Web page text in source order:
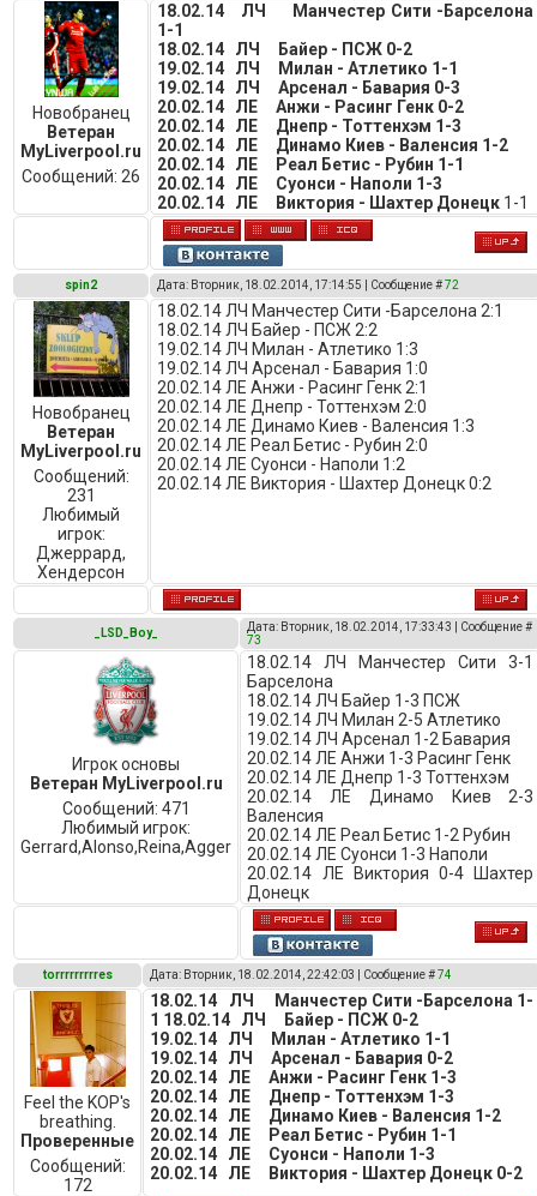
Новобранец
Ветеран
MyLiverpool.ru
Сообщений: 26
18.02.14 ЛЧ Манчестер Сити -Барселона
1-1
18.02.14 ЛЧ Байер - ПСЖ 0-2
19.02.14 ЛЧ Милан - Атлетико 1-1
19.02.14 ЛЧ Арсенал - Бавария 0-3
20.02.14 ЛЕ Анжи - Расинг Генк 0-2
20.02.14 ЛЕ Днепр - Тоттенхэм 1-3
20.02.14 ЛЕ Динамо Киев - Валенсия 1-2
20.02.14 ЛЕ Реал Бетис - Рубин 1-1
20.02.14 ЛЕ Суонси - Наполи 1-3
20.02.14 ЛЕ Виктория - Шахтер Донецк 1-1
spin2 Дата: Вторник, 18.02.2014, 17:14:55 | Сообщение #72
Новобранец
Ветеран
MyLiverpool.ru
Сообщений:
231
Любимый
игрок:
Джеррард,
Хендерсон
18.02.14 ЛЧ Манчестер Сити -Барселона 2:1
18.02.14 ЛЧ Байер - ПСЖ 2:2
19.02.14 ЛЧ Милан - Атлетико 1:3
19.02.14 ЛЧ Арсенал - Бавария 1:0
20.02.14 ЛЕ Анжи - Расинг Генк 2:1
20.02.14 ЛЕ Днепр - Тоттенхэм 2:0
20.02.14 ЛЕ Динамо Киев - Валенсия 1:3
20.02.14 ЛЕ Реал Бетис - Рубин 2:0
20.02.14 ЛЕ Суонси - Наполи 1:2
20.02.14 ЛЕ Виктория - Шахтер Донецк 0:2
_LSD_Boy_
Дата: Вторник, 18.02.2014, 17:33:43 | Сообщение #
73
Игрок основы
Ветеран MyLiverpool.ru
Сообщений: 471
Любимый игрок:
Gerrard,Alonso,Reina,Agger
18.02.14 ЛЧ Манчестер Сити 3-1
Барселона
18.02.14 ЛЧ Байер 1-3 ПСЖ
19.02.14 ЛЧ Милан 2-5 Атлетико
19.02.14 ЛЧ Арсенал 1-2 Бавария
20.02.14 ЛЕ Анжи 1-3 Расинг Генк
20.02.14 ЛЕ Днепр 1-3 Тоттенхэм
20.02.14 ЛЕ Динамо Киев 2-3
Валенсия
20.02.14 ЛЕ Реал Бетис 1-2 Рубин
20.02.14 ЛЕ Суонси 1-3 Наполи
20.02.14 ЛЕ Виктория 0-4 Шахтер
Донецк
torrrrrrrrres Дата: Вторник, 18.02.2014, 22:42:03 | Сообщение #74
Feel the KOP's
breathing.
Проверенные
Сообщений:
172
18.02.14 ЛЧ Манчестер Сити -Барселона 1-
1 18.02.14 ЛЧ Байер - ПСЖ 0-2
19.02.14 ЛЧ Милан - Атлетико 1-1
19.02.14 ЛЧ Арсенал - Бавария 0-2
20.02.14 ЛЕ Анжи - Расинг Генк 1-3
20.02.14 ЛЕ Днепр - Тоттенхэм 1-3
20.02.14 ЛЕ Динамо Киев - Валенсия 1-2
20.02.14 ЛЕ Реал Бетис - Рубин 1-1
20.02.14 ЛЕ Суонси - Наполи 1-3
20.02.14 ЛЕ Виктория - Шахтер Донецк 0-2